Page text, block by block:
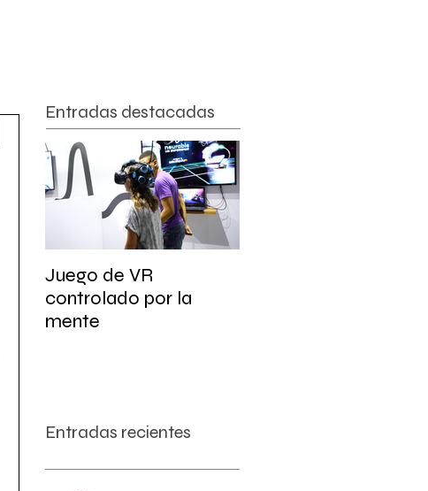
Entradas destacadas
Juego de VR
controlado por la
mente
Entradas recientes